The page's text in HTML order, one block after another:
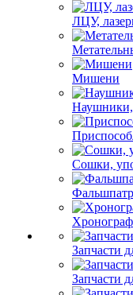
ЛЦУ,
Мишени
Сошки,
Запчасти
Запчасти